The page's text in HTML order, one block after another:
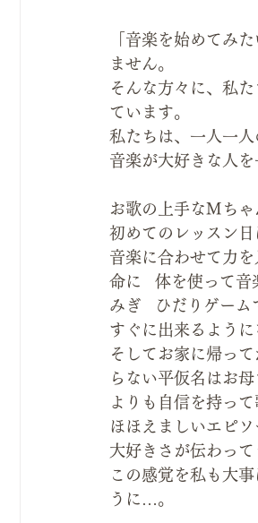
「音楽を始めてみ
ません。
そんな方々に、私
ています。
私たちは、一人一
音楽が大好きな人
お歌の上手なMち
初めてのレッスン
音楽に合わせて力
命に   体を使って
みぎ   ひだりゲー
すぐに出来るよう
そしてお家に帰っ
らない平仮名はお
よりも自信を持っ
ほほえましいエピ
大好きさが伝わっ
この感覚を私も大
うに…。